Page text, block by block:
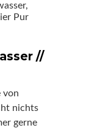
//
von
nichts
gerne